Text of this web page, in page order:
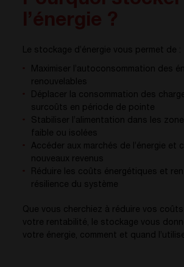
Le stockage d’énergie vous permet de :
Maximiser l’autoconsommation des
renouvelables
Déplacer la consommation des
surcoûts en période de pointe
Stabiliser l’alimentation dans les
faible ou isolées
Accéder aux marchés de l’énergie et
nouveaux revenus
Réduire les coûts énergétiques et
résilience du système
Que vous cherchiez à réduire vos coûts
votre rentabilité, le stockage vous
votre énergie, comment et quand